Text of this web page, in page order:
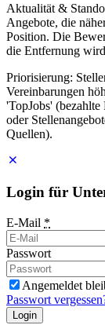
Aktualität &
Angebote, die
Position. Die
die Entfernung
Priorisierung:
Vereinbarungen
'TopJobs'
oder
Quellen).
Login für
E-Mail *
Passwort
Angemeldet
Passwort
Login